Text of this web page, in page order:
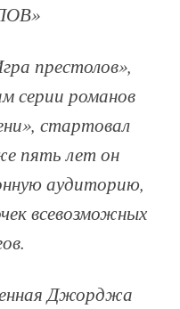
престолов»,
серии романов
стартовал
пять лет он
аудиторию,
всевозможных
Джорджа